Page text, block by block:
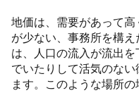
地価は、需要があって
が少ない、事務所を構
は、人口の流入が流出
でいたりして活気のな
ます。このような場所の